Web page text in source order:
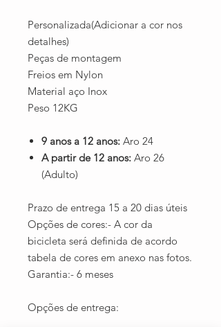
Personalizada(Adicionar a cor nos
detalhes)
Peças de montagem
Freios em Nylon
Material aço Inox
Peso 12KG
9 anos a 12 anos: Aro 24
A partir de 12 anos: Aro 26
(Adulto)
Prazo de entrega 15 a 20 dias úteis
Opções de cores:- A cor da
bicicleta será definida de acordo
tabela de cores em anexo nas fotos.
Garantia:- 6 meses
Opções de entrega: